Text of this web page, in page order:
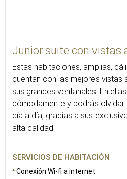
Junior suite con vistas
Estas habitaciones, amplias,
cuentan con las mejores vistas
sus grandes ventanales. En
cómodamente y podrás
día a día, gracias a sus
alta calidad.
SERVICIOS DE HABITACIÓN
Conexión Wi-fi a internet